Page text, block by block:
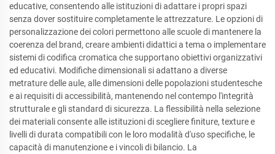
educative, consentendo alle istituzioni di adattare i propri spazi
senza dover sostituire completamente le attrezzature. Le opzioni di
personalizzazione dei colori permettono alle scuole di mantenere la
coerenza del brand, creare ambienti didattici a tema o implementare
sistemi di codifica cromatica che supportano obiettivi organizzativi
ed educativi. Modifiche dimensionali si adattano a diverse
metrature delle aule, alle dimensioni delle popolazioni studentesche
e ai requisiti di accessibilità, mantenendo nel contempo l'integrità
strutturale e gli standard di sicurezza. La flessibilità nella selezione
dei materiali consente alle istituzioni di scegliere finiture, texture e
livelli di durata compatibili con le loro modalità d'uso specifiche, le
capacità di manutenzione e i vincoli di bilancio. La